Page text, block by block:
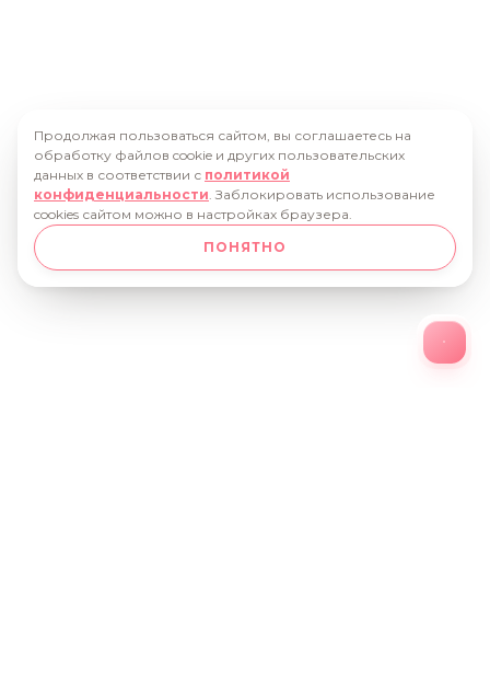
Продолжая пользоваться сайтом, вы соглашаетесь на
обработку файлов cookie и других пользовательских
данных в соответствии с политикой
конфиденциальности. Заблокировать использование
cookies сайтом можно в настройках браузера.
ПОНЯТНО